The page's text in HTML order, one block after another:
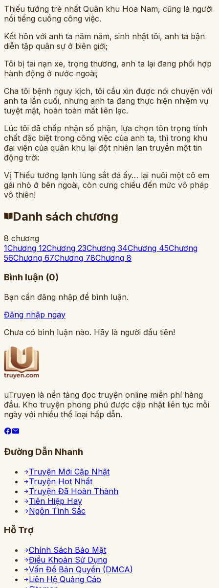
Thiếu tướng trẻ nhất Quân khu Hoa Nam, cũng là người
nổi tiếng cuồng công việc.
Kết hôn với anh ta năm năm, sinh nhật tôi, anh ta bận
diễn tập quân sự ở biên giới;
Tôi bị tai nạn xe, trọng thương, anh ta lại đang phối hợp
hành động ở nước ngoài;
Cha tôi bệnh nguy kịch, tôi cầu xin được nói chuyện với
anh ta lần cuối, nhưng anh ta đang thực hiện nhiệm vụ
tuyệt mật, hoàn toàn mất liên lạc.
Lúc tôi đã chấp nhận số phận, lựa chọn tôn trọng tính
chất đặc biệt trong công việc của anh ta, thì trong khu
đại viện của quân khu lại đột nhiên lan truyền một tin
động trời:
Vị Thiếu tướng lạnh lùng sắt đá ấy… lại nuôi một cô em
gái nhỏ ở bên ngoài, còn cưng chiều đến mức vô pháp
vô thiên!
Danh sách chương
8 chương
1Chương 12Chương 23Chương 34Chương 45Chương
56Chương 67Chương 78Chương 8
Bình luận (0)
Bạn cần đăng nhập để bình luận.
Đăng nhập ngay
Chưa có bình luận nào. Hãy là người đầu tiên!
uTruyen là nền tảng đọc truyện online miễn phí hàng
đầu. Kho truyện phong phú được cập nhật liên tục mỗi
ngày với nhiều thể loại hấp dẫn.
Đường Dẫn Nhanh
Truyện Mới Cập Nhật
Truyện Hot Nhất
Truyện Đã Hoàn Thành
Tiên Hiệp Hay
Ngôn Tình Sắc
Hỗ Trợ
Chính Sách Bảo Mật
Điều Khoản Sử Dụng
Vấn Đề Bản Quyền (DMCA)
Liên Hệ Quảng Cáo